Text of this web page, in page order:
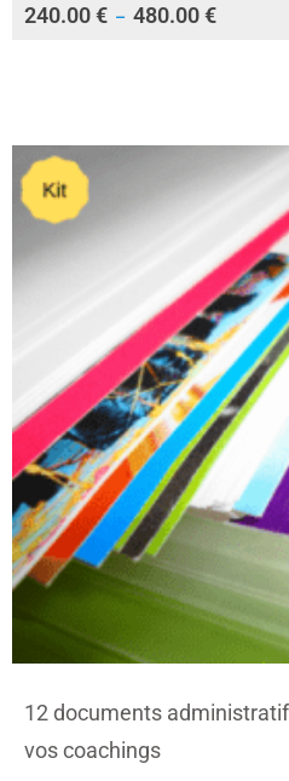
240.00€ – 480.00€
12 documents
vos coachings